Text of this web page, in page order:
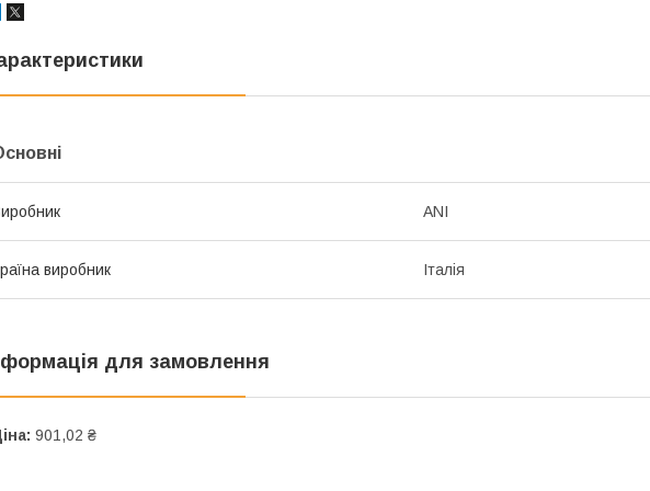
ANI
виробник Італія
для замовлення
901,02 ₴